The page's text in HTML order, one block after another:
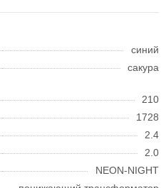
синий
сакура
210
1728
2.4
2.0
NEON-NIGHT